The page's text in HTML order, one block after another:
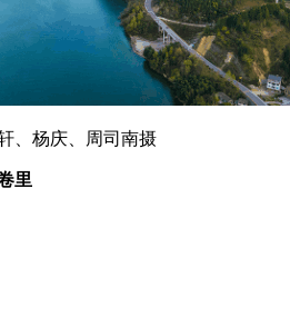
、杨庆、周司南摄
里